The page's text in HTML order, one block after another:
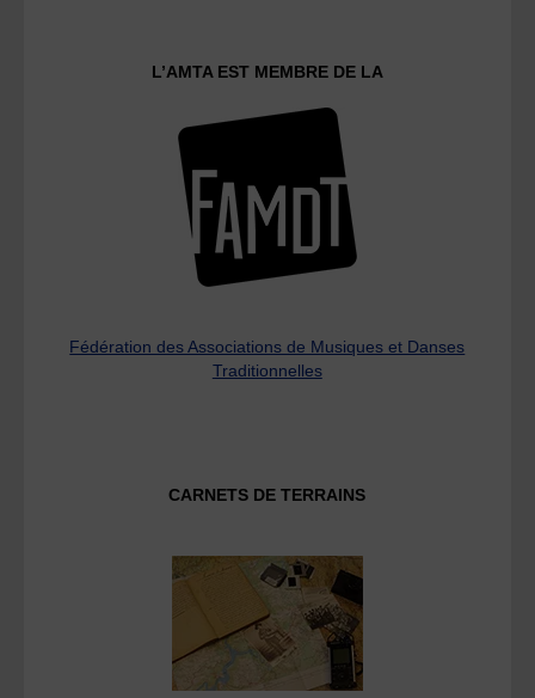
L’AMTA EST MEMBRE DE LA
Fédération des Associations de Musiques et Danses
Traditionnelles
CARNETS DE TERRAINS